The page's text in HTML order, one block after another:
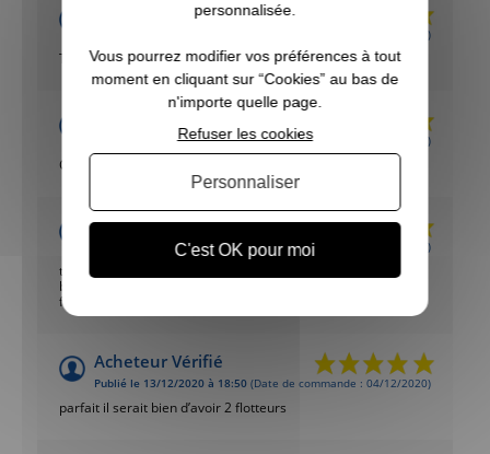
Acheteur Vérifié
(Date de commande : 11/07/2024)
Top
Publié le 14/07/2024 à 12:17(Date de commande : 07/07/2024)
Conforme à la commande
Acheteur Vérifié
Publié le 12/10/2021 à 14:38 (Date de commande : 04/10/2021)
tout a fait la description du produit commandé, peut être
bémol sur la fixation des appelants à ailes déployées non
fournies dans ce pack
Acheteur Vérifié
Publié le 13/12/2020 à 18:50 (Date de commande : 04/12/2020)
parfait il serait bien d’avoir 2 flotteurs
personnalisée.
Vous pourrez modifier vos préférences à tout
moment en cliquant sur “Cookies” au bas de
n'importe quelle page.
C'est OK pour moi
Refuser les cookies
Personnaliser